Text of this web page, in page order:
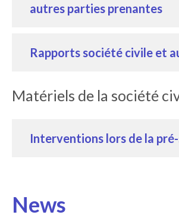
autres parties prenantes
Rapports société civile et
Matériels de la société
Interventions lors de la
News